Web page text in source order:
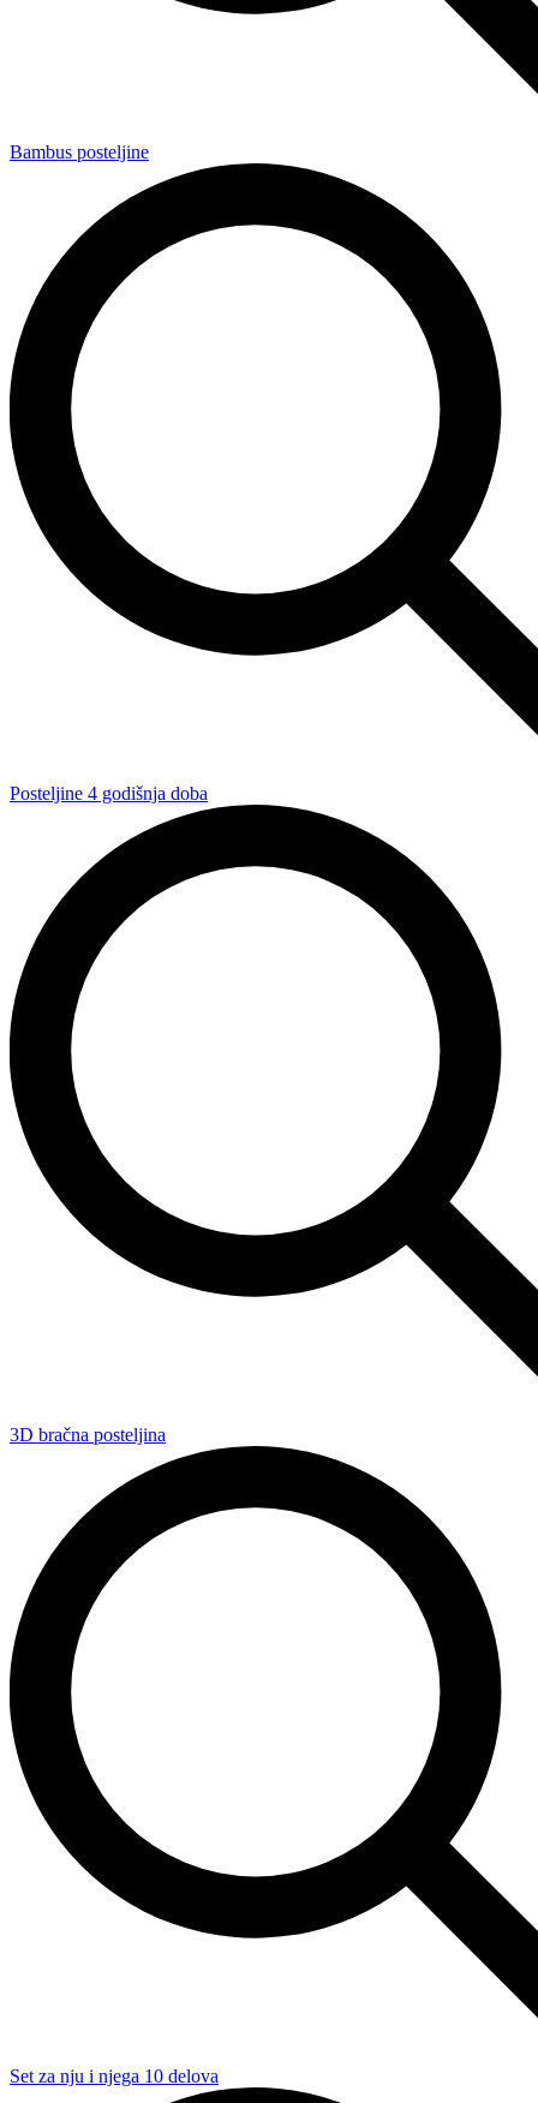
Bambus posteljine
Posteljine 4 godišnja doba
3D bračna posteljina
Set za nju i njega 10 delova